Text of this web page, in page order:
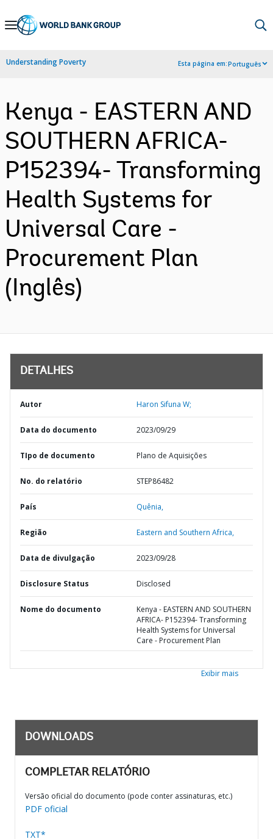
Skip
Navigation
Understanding Poverty Esta página em:Português
Kenya - EASTERN AND
SOUTHERN AFRICA-
P152394- Transforming
Health Systems for
Universal Care -
Procurement Plan
(Inglês)
DETALHES
Autor Haron Sifuna W;
Data do documento 2023/09/29
TIpo de documento Plano de Aquisições
No. do relatório STEP86482
País Quênia,
Região Eastern and Southern Africa,
Data de divulgação 2023/09/28
Disclosure Status Disclosed
Nome do documento
Kenya - EASTERN AND SOUTHERN
AFRICA- P152394- Transforming
Health Systems for Universal
Care - Procurement Plan
Exibir mais
DOWNLOADS
COMPLETAR RELATÓRIO
Versão oficial do documento (pode conter assinaturas, etc.)
PDF oficial
TXT*